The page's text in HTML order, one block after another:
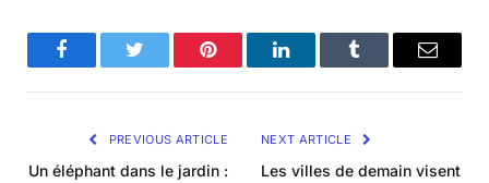
FacebookTwitter Pinterest LinkedInTumblr Email
PREVIOUS ARTICLE
Un éléphant dans le jardin :
NEXT ARTICLE
Les villes de demain visent